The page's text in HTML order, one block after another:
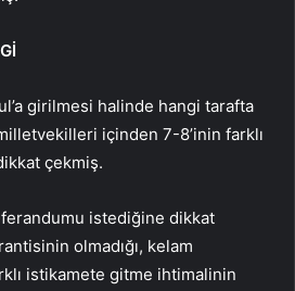
girilmesi halinde hangi tarafta
içinden 7-8’inin farklı
çekmiş.
istediğine dikkat
olmadığı, kelam
istikamete gitme ihtimalinin